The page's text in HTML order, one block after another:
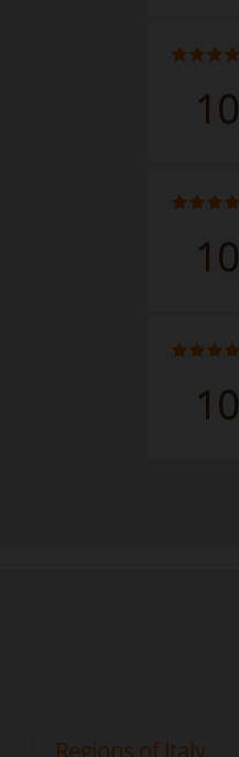
10
10
10
Regions of Italy